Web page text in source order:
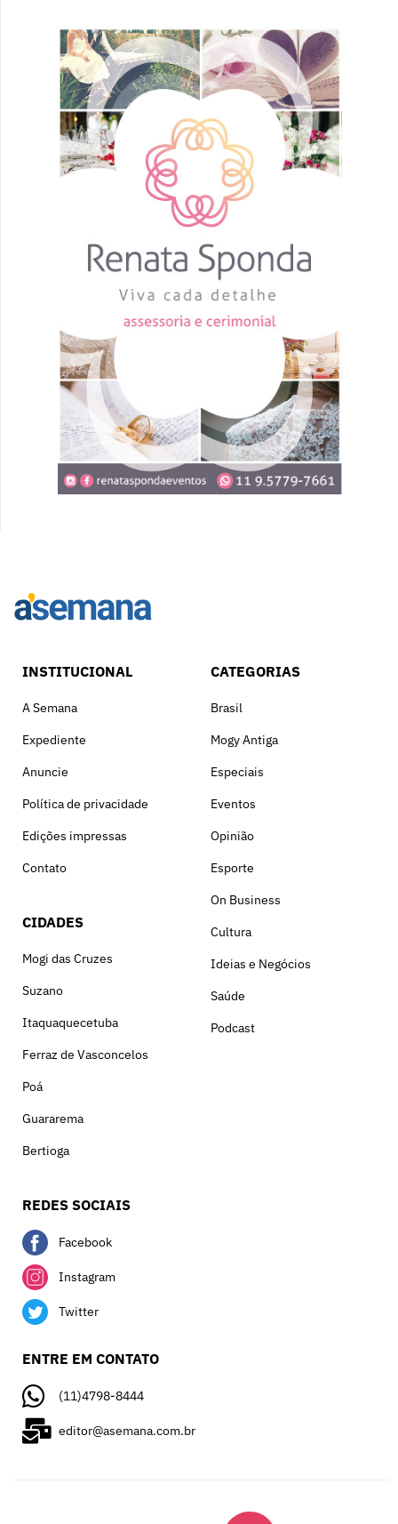
INSTITUCIONAL
A Semana
Expediente
Anuncie
Política de privacidade
Edições impressas
Contato
CIDADES
Mogi das Cruzes
Suzano
Itaquaquecetuba
Ferraz de Vasconcelos
Poá
Guararema
Bertioga
CATEGORIAS
Brasil
Mogy Antiga
Especiais
Eventos
Opinião
Esporte
On Business
Cultura
Ideias e Negócios
Saúde
Podcast
REDES SOCIAIS
Facebook
Instagram
Twitter
ENTRE EM CONTATO
(11)4798-8444
editor@asemana.com.br